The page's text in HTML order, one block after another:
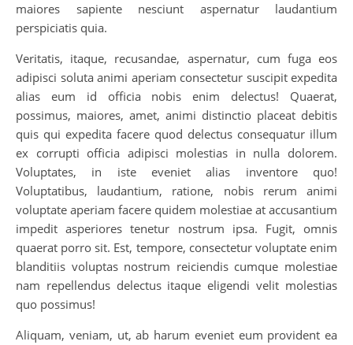
maiores sapiente nesciunt aspernatur laudantium
perspiciatis quia.
Veritatis, itaque, recusandae, aspernatur, cum fuga eos
adipisci soluta animi aperiam consectetur suscipit expedita
alias eum id officia nobis enim delectus! Quaerat,
possimus, maiores, amet, animi distinctio placeat debitis
quis qui expedita facere quod delectus consequatur illum
ex corrupti officia adipisci molestias in nulla dolorem.
Voluptates, in iste eveniet alias inventore quo!
Voluptatibus, laudantium, ratione, nobis rerum animi
voluptate aperiam facere quidem molestiae at accusantium
impedit asperiores tenetur nostrum ipsa. Fugit, omnis
quaerat porro sit. Est, tempore, consectetur voluptate enim
blanditiis voluptas nostrum reiciendis cumque molestiae
nam repellendus delectus itaque eligendi velit molestias
quo possimus!
Aliquam, veniam, ut, ab harum eveniet eum provident ea